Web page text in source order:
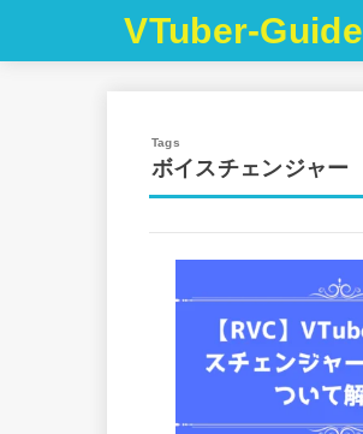
VTuber-Guide
ボイスチェンジャー